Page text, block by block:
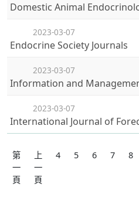
Domestic Animal
2023-03-07
Endocrine Society Journals
2023-03-07
Information and
2023-03-07
International Journal of
第
一
頁
上
一
頁
4 5 6 7 8